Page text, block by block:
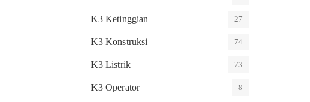
K3 Ketinggian 27
K3 Konstruksi 74
K3 Listrik 73
K3 Operator 8